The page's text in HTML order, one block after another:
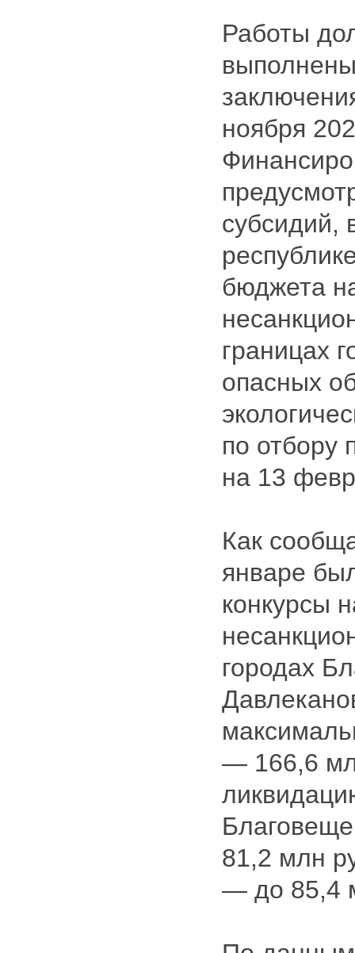
Работы
ноября
субсидий,
бюджета
границах
опасных
по отбору
на 13
Как
январе
конкурсы
городах
— 166,6
81,2 млн
— до 85,4